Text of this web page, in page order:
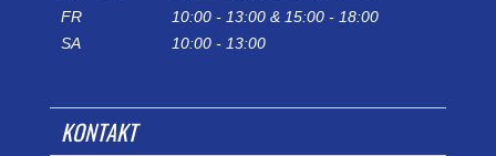
FR
10:00 - 13:00 & 15:00 - 18:00
SA
10:00 - 13:00
KONTAKT